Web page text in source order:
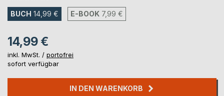
BUCH 14,99 € E-BOOK 7,99 €
14,99 €
inkl. MwSt. / portofrei
sofort verfügbar
IN DEN WARENKORB